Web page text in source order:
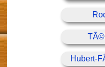
Hubert-